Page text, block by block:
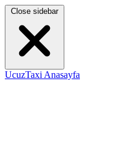
Close sidebar
UcuzTaxi Anasayfa